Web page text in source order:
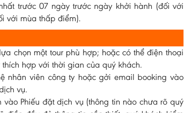
trước 07 ngày trước ngày khởi hành (đối với
với mùa thấp điểm).
chọn một tour phù hợp; hoặc có thể điện thoại
hợp với thời gian của quý khách.
nhân viên công ty hoặc gởi email booking vào
vụ.
Phiếu đặt dịch vụ (thông tin nào chưa rõ quý